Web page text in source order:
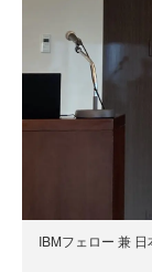
IBMフェロー 兼